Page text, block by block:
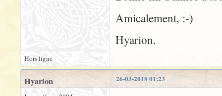
Amicalement, :-)
Hyarion.
Hors ligne
26-03-2018 01:23
Hyarion